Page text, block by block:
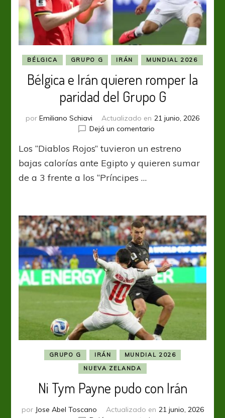
BÉLGICA GRUPO G IRÁN MUNDIAL 2026
Bélgica e Irán quieren romper la
paridad del Grupo G
por Emiliano Schiavi Actualizado en 21 junio, 2026
Dejá un comentarioen
e
Grupo
G
Los “Diablos Rojos” tuvieron un estreno
bajas calorías ante Egipto y quieren sumar
de a 3 frente a los “Príncipes …
GRUPO G IRÁN
MUNDIAL 2026
NUEVA ZELANDA
Ni Tym Payne pudo con Irán
por Jose Abel Toscano Actualizado en 21 junio, 2026